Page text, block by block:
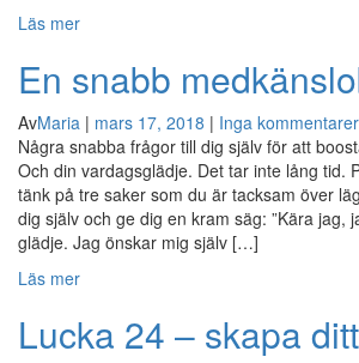
Läs mer
En snabb
AvMaria | mars 17, 2018 | Inga kommentarer
Några snabba frågor till dig själv för att
Och din vardagsglädje. Det tar inte lång tid.
tänk på tre saker som du är tacksam över
dig själv och ge dig en kram säg: ”Kära jag,
glädje. Jag önskar mig själv […]
Läs mer
Lucka 24 – skapa